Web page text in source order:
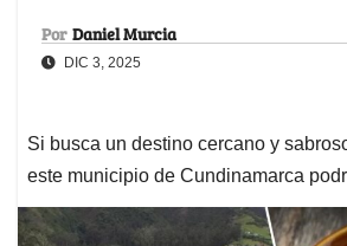
Por Daniel Murcia
DIC 3, 2025
Si busca un destino cercano y
este municipio de Cundinamarca